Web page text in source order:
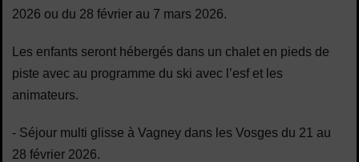
2026 ou du 28 février au 7 mars 2026.
Les enfants seront hébergés dans un chalet en pieds de
piste avec au programme du ski avec l’esf et les
animateurs.
- Séjour multi glisse à Vagney dans les Vosges du 21 au
28 février 2026.